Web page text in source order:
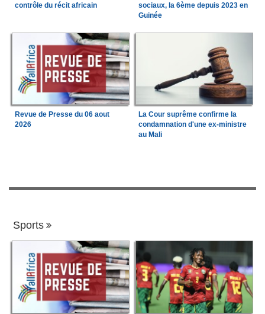
contrôle du récit africain
sociaux, la 6ème depuis 2023 en
Guinée
Revue de Presse du 06 aout
2026
La Cour suprême confirme la
condamnation d'une ex-ministre
au Mali
Sports